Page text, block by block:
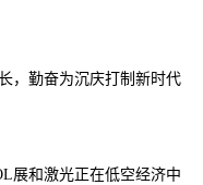
勤奋为沉庆打制新时代
和激光正在低空经济中